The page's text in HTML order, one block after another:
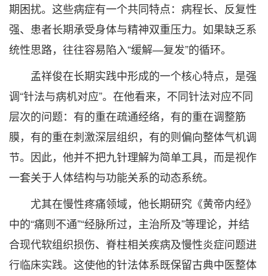
期困扰。这些病症有一个共同特点：病程长、反复性
强、患者长期承受身体与精神双重压力。如果缺乏系
统性思路，往往容易陷入“缓解—复发”的循环。
孟祥俊在长期实践中形成的一个核心特点，是强
调“针法与病机对应”。在他看来，不同针法对应不同
层次的问题：有的重在疏通经络，有的重在调整筋
膜，有的重在刺激深层组织，有的则偏向整体气机调
节。因此，他并不把九针理解为简单工具，而是视作
一套关于人体结构与功能关系的动态系统。
尤其在慢性疼痛领域，他长期研究《黄帝内经》
中的“痛则不通”“经脉所过，主治所及”等理论，并结
合现代软组织损伤、脊柱相关疾病及慢性炎症问题进
行临床实践。这使他的针法体系既保留古典中医整体